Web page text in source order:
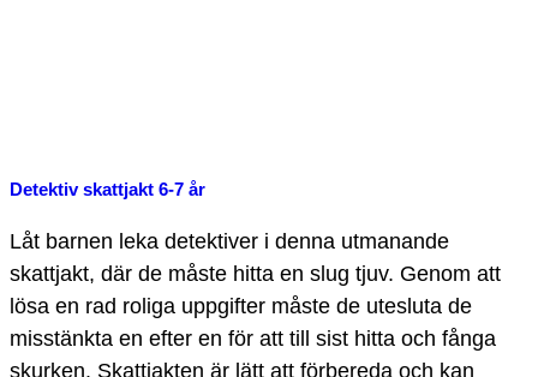
Detektiv skattjakt 6-7 år
Låt barnen leka detektiver i denna utmanande
skattjakt, där de måste hitta en slug tjuv. Genom att
lösa en rad roliga uppgifter måste de utesluta de
misstänkta en efter en för att till sist hitta och fånga
skurken. Skattjakten är lätt att förbereda och kan